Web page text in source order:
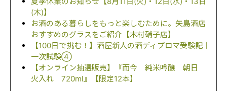
(木)】
お酒のある暮らしをもっと楽しむために。矢島酒店
おすすめのグラスをご紹介【木村硝子店】
【100日で挑む！】酒屋新人の酒ディプロマ受験記｜
一次試験④
【オンライン抽選販売】『而今 純米吟醸 朝日
火入れ 720ml』【限定12本】